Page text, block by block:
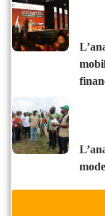
l’anader présente au rendez-vous de la
l’anader lance une mission de controle pour